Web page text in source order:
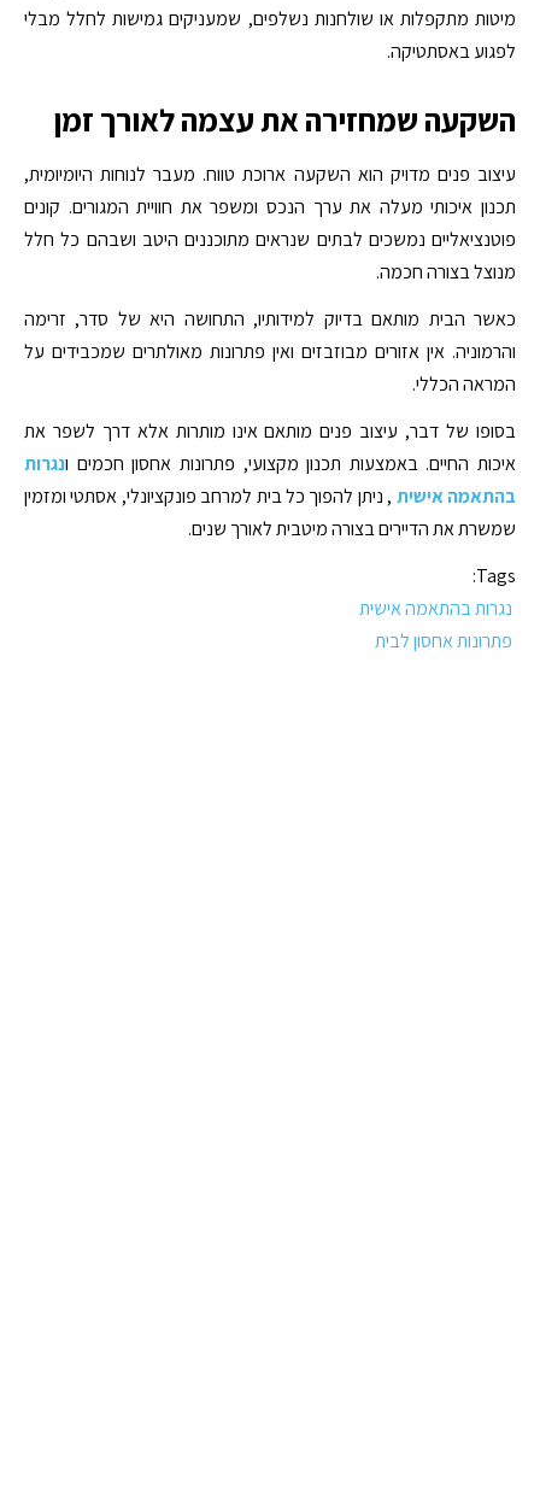
מיטות מתקפלות או שולחנות נשלפים, שמעניקים גמישות לחלל מבלי
לפגוע באסתטיקה.
השקעה שמחזירה את עצמה לאורך זמן
עיצוב פנים מדויק הוא השקעה ארוכת טווח. מעבר לנוחות היומיומית,
תכנון איכותי מעלה את ערך הנכס ומשפר את חוויית המגורים. קונים
פוטנציאליים נמשכים לבתים שנראים מתוכננים היטב ושבהם כל חלל
מנוצל בצורה חכמה.
כאשר הבית מותאם בדיוק למידותיו, התחושה היא של סדר, זרימה
והרמוניה. אין אזורים מבוזבזים ואין פתרונות מאולתרים שמכבידים על
המראה הכללי.
בסופו של דבר, עיצוב פנים מותאם אינו מותרות אלא דרך לשפר את
איכות החיים. באמצעות תכנון מקצועי, פתרונות אחסון חכמים ונגרות
בהתאמה אישית , ניתן להפוך כל בית למרחב פונקציונלי, אסתטי ומזמין
שמשרת את הדיירים בצורה מיטבית לאורך שנים.
Tags:
נגרות בהתאמה אישית
פתרונות אחסון לבית